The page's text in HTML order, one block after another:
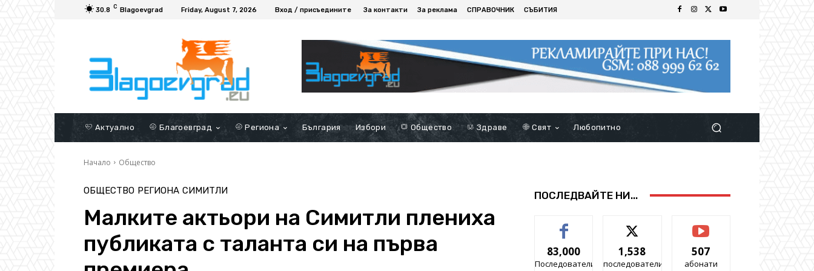
30.8 C Blagoevgrad Friday, August 7, 2026 Вход / присъедините За контакти За реклама СПРАВОЧНИК СЪБИТИЯ
Актуално Благоевград Региона България Избори Общество Здраве Свят Любопитно
Начало Общество
ОБЩЕСТВО РЕГИОНА СИМИТЛИ
Малките актьори на Симитли плениха
публиката с таланта си на първа
ПОСЛЕДВАЙТЕ НИ...
83,000
Последователи
1,538
последователи
507
абонати